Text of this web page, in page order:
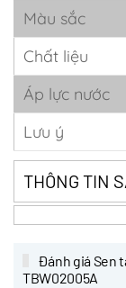
Màu sắc
Chất liệu
Áp lực nước
Lưu ý
THÔNG TIN
Đánh giá Sen
TBW02005A